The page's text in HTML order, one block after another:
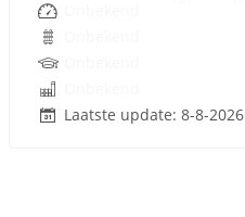
Laatste update: 8-8-2026